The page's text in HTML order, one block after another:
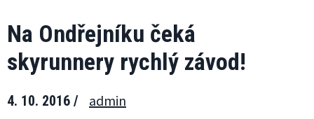
Na Ondřejníku čeká
skyrunnery rychlý závod!
4. 10. 2016 / admin